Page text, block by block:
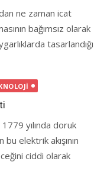
ne zaman icat
bağımsız olarak
tasarlandığı
yılında doruk
elektrik akışının
ciddi olarak